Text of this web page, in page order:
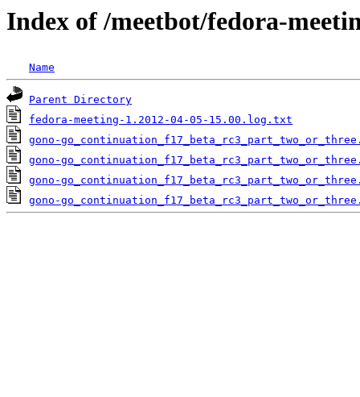
Index of /meetbot/fedora-
Name
Parent Directory
fedora-meeting-1.2012-04-05-15.00.log.txt
gono-
gono-
gono-
gono-